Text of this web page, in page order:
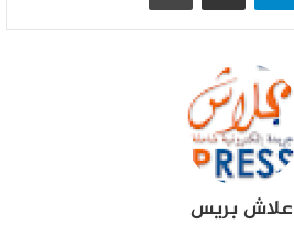
تم إخضاعه لتدبير الحراسة
علاش بريس